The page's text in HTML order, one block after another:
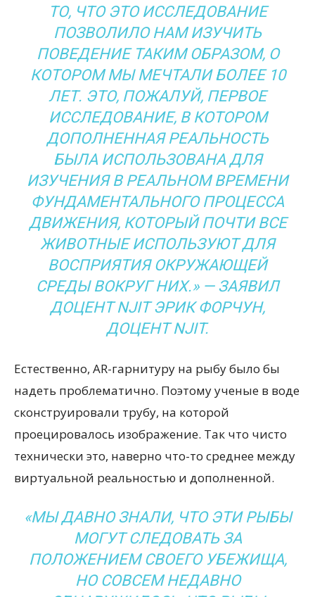
ТО, ЧТО ЭТО ИССЛЕДОВАНИЕ
ПОЗВОЛИЛО НАМ ИЗУЧИТЬ
ПОВЕДЕНИЕ ТАКИМ ОБРАЗОМ, О
КОТОРОМ МЫ МЕЧТАЛИ БОЛЕЕ 10
ЛЕТ. ЭТО, ПОЖАЛУЙ, ПЕРВОЕ
ИССЛЕДОВАНИЕ, В КОТОРОМ
ДОПОЛНЕННАЯ РЕАЛЬНОСТЬ
БЫЛА ИСПОЛЬЗОВАНА ДЛЯ
ИЗУЧЕНИЯ В РЕАЛЬНОМ ВРЕМЕНИ
ФУНДАМЕНТАЛЬНОГО ПРОЦЕССА
ДВИЖЕНИЯ, КОТОРЫЙ ПОЧТИ ВСЕ
ЖИВОТНЫЕ ИСПОЛЬЗУЮТ ДЛЯ
ВОСПРИЯТИЯ ОКРУЖАЮЩЕЙ
СРЕДЫ ВОКРУГ НИХ.» — ЗАЯВИЛ
ДОЦЕНТ NJIT ЭРИК ФОРЧУН,
ДОЦЕНТ NJIT.
Естественно, AR-гарнитуру на рыбу было бы
надеть проблематично. Поэтому ученые в воде
сконструировали трубу, на которой
проецировалось изображение. Так что чисто
технически это, наверно что-то среднее между
виртуальной реальностью и дополненной.
«МЫ ДАВНО ЗНАЛИ, ЧТО ЭТИ РЫБЫ
МОГУТ СЛЕДОВАТЬ ЗА
ПОЛОЖЕНИЕМ СВОЕГО УБЕЖИЩА,
НО СОВСЕМ НЕДАВНО